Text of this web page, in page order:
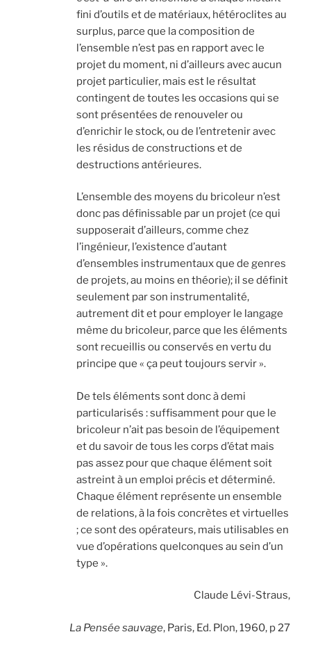
fini d’outils et de matériaux, hétéroclites au
surplus, parce que la composition de
l’ensemble n’est pas en rapport avec le
projet du moment, ni d’ailleurs avec aucun
projet particulier, mais est le résultat
contingent de toutes les occasions qui se
sont présentées de renouveler ou
d’enrichir le stock, ou de l’entretenir avec
les résidus de constructions et de
destructions antérieures.
L’ensemble des moyens du bricoleur n’est
donc pas définissable par un projet (ce qui
supposerait d’ailleurs, comme chez
l’ingénieur, l’existence d’autant
d’ensembles instrumentaux que de genres
de projets, au moins en théorie); il se définit
seulement par son instrumentalité,
autrement dit et pour employer le langage
même du bricoleur, parce que les éléments
sont recueillis ou conservés en vertu du
principe que « ça peut toujours servir ».
De tels éléments sont donc à demi
particularisés : suffisamment pour que le
bricoleur n’ait pas besoin de l’équipement
et du savoir de tous les corps d’état mais
pas assez pour que chaque élément soit
astreint à un emploi précis et déterminé.
Chaque élément représente un ensemble
de relations, à la fois concrètes et virtuelles
; ce sont des opérateurs, mais utilisables en
vue d’opérations quelconques au sein d’un
type ».
Claude Lévi-Straus,
La Pensée sauvage, Paris, Ed. Plon, 1960, p 27